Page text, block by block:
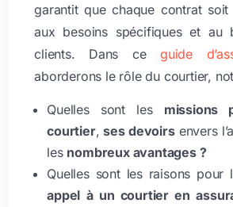
garantit que chaque contrat
aux besoins spécifiques et au
clients. Dans ce guide
aborderons le rôle du courtier,
Quelles sont les missions
courtier,ses devoirsenvers
les nombreux avantages ?
Quelles sont les raisons pour
appel à un courtier en